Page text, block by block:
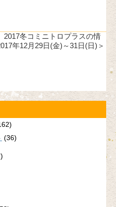
2017冬コミニトロプラスの情
年12月29日(金)～31日(日)＞
(36)